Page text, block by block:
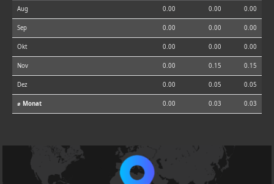
Aug 0.00 0.00 0.00
Sep 0.00 0.00 0.00
Okt 0.00 0.00 0.00
Nov 0.00 0.15 0.15
Dez 0.00 0.05 0.05
⌀ Monat 0.00 0.03 0.03